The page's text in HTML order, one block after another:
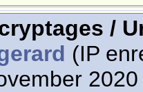
/
(IP